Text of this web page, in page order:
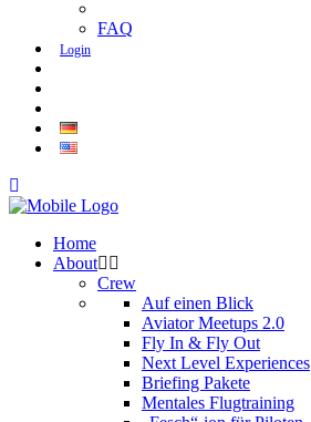
FAQ
Login
Home
About
Crew
Auf einen Blick
Aviator Meetups 2.0
Fly In & Fly Out
Next Level Experiences
Briefing Pakete
Mentales Flugtraining